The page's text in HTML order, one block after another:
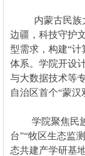
内蒙古民族大
边疆，科技守护
型需求，构建“
体系。学院开设
与大数据技术等
自治区首个“蒙
学院聚焦民族
台”“牧区生态监
态共建产学研基